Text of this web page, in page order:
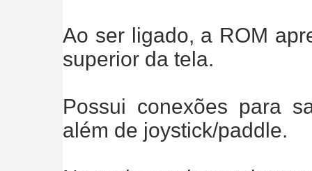
Ao ser ligado, a ROM
superior da tela.
Possui conexões para
além de joystick/paddle.